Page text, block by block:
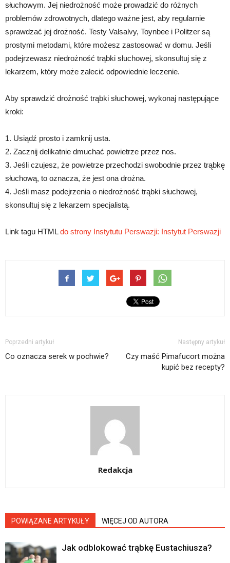
słuchowym. Jej niedrożność może prowadzić do różnych
problemów zdrowotnych, dlatego ważne jest, aby regularnie
sprawdzać jej drożność. Testy Valsalvy, Toynbee i Politzer są
prostymi metodami, które możesz zastosować w domu. Jeśli
podejrzewasz niedrożność trąbki słuchowej, skonsultuj się z
lekarzem, który może zalecić odpowiednie leczenie.
Aby sprawdzić drożność trąbki słuchowej, wykonaj następujące
kroki:
1. Usiądź prosto i zamknij usta.
2. Zacznij delikatnie dmuchać powietrze przez nos.
3. Jeśli czujesz, że powietrze przechodzi swobodnie przez trąbkę
słuchową, to oznacza, że jest ona drożna.
4. Jeśli masz podejrzenia o niedrożność trąbki słuchowej,
skonsultuj się z lekarzem specjalistą.
Link tagu HTMLdo strony Instytutu Perswazji: Instytut Perswazji
Poprzedni artykuł
Co oznacza serek w pochwie?
Następny artykuł
Czy maść Pimafucort można
kupić bez recepty?
Redakcja
POWIĄZANE ARTYKUŁY WIĘCEJ OD AUTORA
Jak odblokować trąbkę Eustachiusza?